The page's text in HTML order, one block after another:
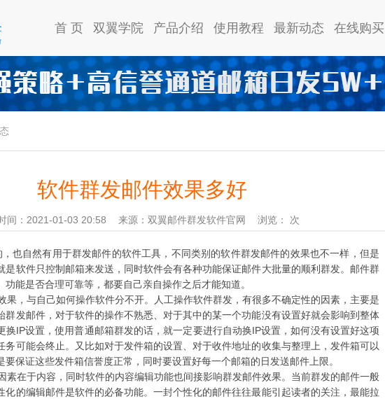
首 页 双翼学院 产品介绍 使用教程 最新动态 在线购买
软件群发邮件效果多好
间：2021-01-03 20:58 来源：双翼邮件群发软件官网 浏览： 次
也自然有用于群发邮件的软件工具，不同类别的软件群发邮件的效果也不一样，但是
是软件只控制邮箱来发送，同时软件会有各种功能保证邮件大批量的顺利群发。邮件群
功能是否合理可靠等，都要自己亲自操作之后才能知道。
，与自己如何操作软件分不开。人工操作软件群发，有很多不确定性的因素，主要是
群发邮件，对于软件的操作不熟悉、对于其中的某一个功能没有设置好就会影响到整体
换IP设置，使用普通邮箱群发的话，就一定要进行自动换IP设置，如何没有设置好这项
务可能会终止。又比如对于发件箱的设置、对于收件地址的收集与整理上，发件箱可以
要保证这些发件箱信誉度正常，同时要设置好每一个邮箱的日发送邮件上限。
在于内容，同时软件的内容编辑功能也间接影响群发邮件效果。当前群发的邮件一般
化的编辑邮件是软件的必备功能。一封个性化的邮件往往最能引起读者的关注，最能拉